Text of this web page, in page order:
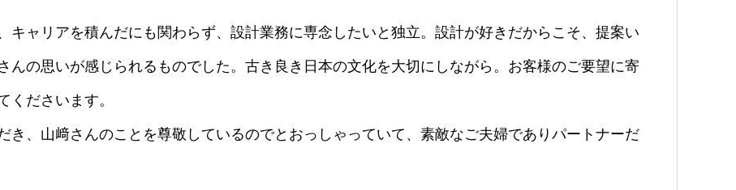
ャリアを積んだにも関わらず、設計業務に専念したいと独立。設計が好きだからこそ、提案い
んの思いが感じられるものでした。古き良き日本の文化を大切にしながら。お客様のご要望に寄
ださいます。
、山﨑さんのことを尊敬しているのでとおっしゃっていて、素敵なご夫婦でありパートナーだ